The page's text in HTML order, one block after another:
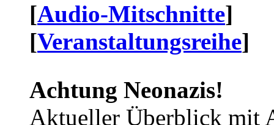
[Audio-Mitschnitte]
[Veranstaltungsreihe]
Achtung Neonazis!
Aktueller Überblick mit